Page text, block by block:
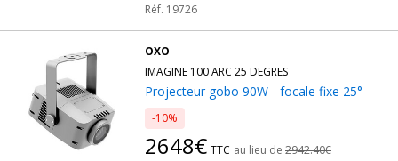
Réf. 19726
OXO
IMAGINE 100 ARC 25 DEGRES
Projecteur gobo 90W - focale fixe 25°
-10%
2648€ TTC au lieu de 2942.40€